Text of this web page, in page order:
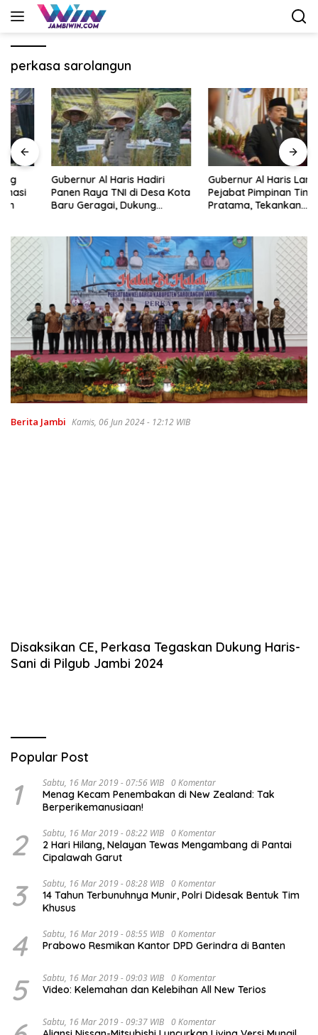
Langsung
perkasa sarolangun
Gubernur Al Haris Hadiri
Panen Raya TNI di Desa Kota
Baru Geragai, Dukung
Gubernur Al Haris Lantik Lima
Pejabat Pimpinan Tinggi
Pratama, Tekankan
Integritas
Berita Jambi Kamis, 06 Jun 2024 - 12:12 WIB
Disaksikan CE, Perkasa Tegaskan Dukung Haris-
Sani di Pilgub Jambi 2024
Popular Post
1 Sabtu, 16 Mar 2019 - 07:56 WIB 0 Komentar
Menag Kecam Penembakan di New Zealand: Tak
Berperikemanusiaan!
2 Sabtu, 16 Mar 2019 - 08:22 WIB 0 Komentar
2 Hari Hilang, Nelayan Tewas Mengambang di Pantai
Cipalawah Garut
3 Sabtu, 16 Mar 2019 - 08:28 WIB 0 Komentar
14 Tahun Terbunuhnya Munir, Polri Didesak Bentuk Tim
Khusus
4 Sabtu, 16 Mar 2019 - 08:55 WIB 0 Komentar
Prabowo Resmikan Kantor DPD Gerindra di Banten
5 Sabtu, 16 Mar 2019 - 09:03 WIB 0 Komentar
Video: Kelemahan dan Kelebihan All New Terios
Sabtu, 16 Mar 2019 - 09:37 WIB 0 Komentar